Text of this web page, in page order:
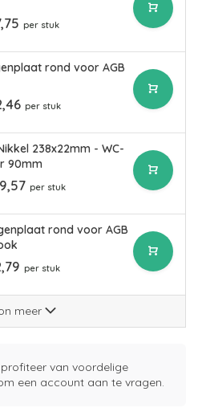
per stuk
rond voor AGB
per stuk
238x22mm - WC-
90mm
per stuk
rond voor AGB
per stuk
meer
van voordelige
een account aan te vragen.